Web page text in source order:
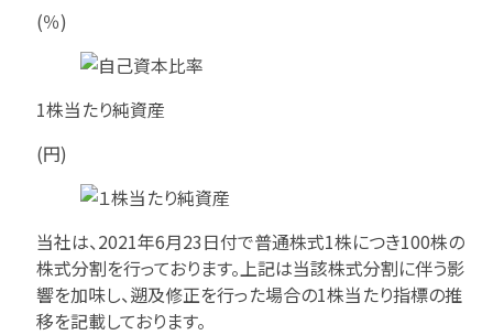
(％)
1株当たり純資産
(円)
当社は、2021年6月23日付で普通株式1株につき100株の
株式分割を行っております。上記は当該株式分割に伴う影
響を加味し、遡及修正を行った場合の1株当たり指標の推
移を記載しております。